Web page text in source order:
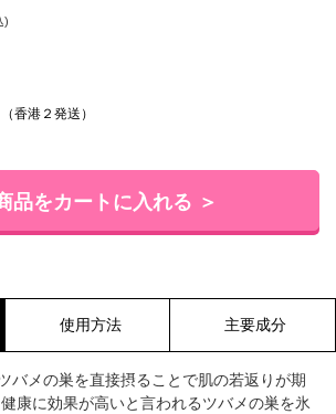
)
（香港２発送）
品をカートに入れる ＞
使用方法 主要成分
バメの巣を直接摂ることで肌の若返りが期
康に効果が高いと言われるツバメの巣を氷